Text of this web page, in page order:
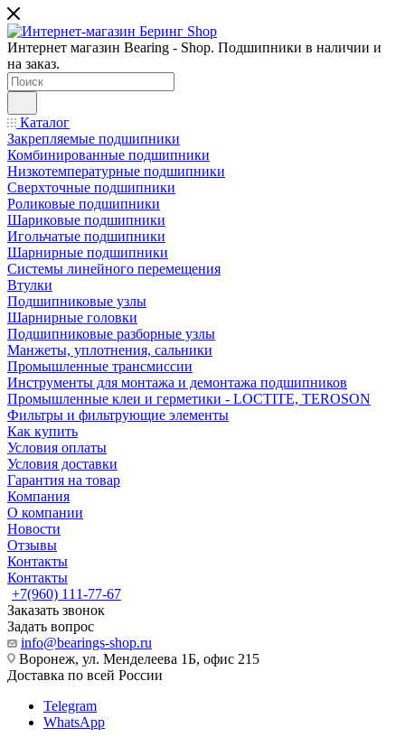
Интернет магазин Bearing - Shop. Подшипники в наличии и
на заказ.
Каталог
Закрепляемые подшипники
Комбинированные подшипники
Низкотемпературные подшипники
Сверхточные подшипники
Роликовые подшипники
Шариковые подшипники
Игольчатые подшипники
Шарнирные подшипники
Системы линейного перемещения
Втулки
Подшипниковые узлы
Шарнирные головки
Подшипниковые разборные узлы
Манжеты, уплотнения, сальники
Промышленные трансмиссии
Инструменты для монтажа и демонтажа подшипников
Промышленные клеи и герметики - LOCTITE, TEROSON
Фильтры и фильтрующие элементы
Как купить
Условия оплаты
Условия доставки
Гарантия на товар
Компания
О компании
Новости
Отзывы
Контакты
Контакты
+7(960) 111-77-67
Заказать звонок
Задать вопрос
info@bearings-shop.ru
Воронеж, ул. Менделеева 1Б, офис 215
Доставка по всей России
Telegram
WhatsApp